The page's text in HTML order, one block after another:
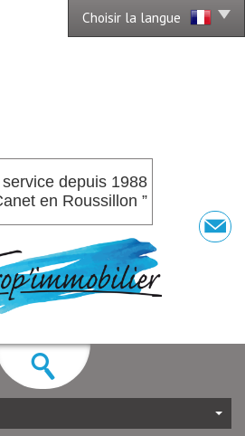
Choisir la langue
service depuis 1988
en Roussillon ”